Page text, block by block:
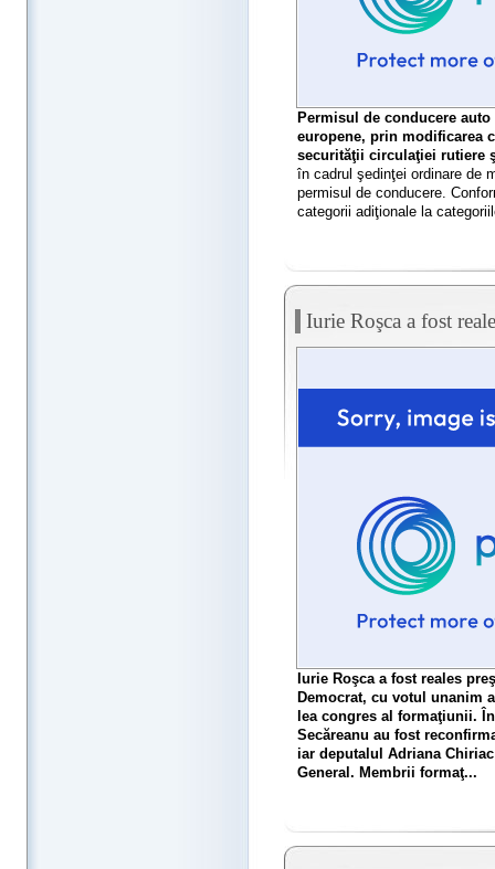
Permisul de conducere
europene, prin modificarea
securităţii circulaţiei rutiere
în cadrul şedinţei ordinare de
permisul de conducere.
categorii adiţionale la
Iurie Roşca a fost
Iurie Roşca a fost reales
Democrat, cu votul unanim
lea congres al formaţiunii.
Secăreanu au fost
iar deputalul Adriana
General. Membrii formaţ...